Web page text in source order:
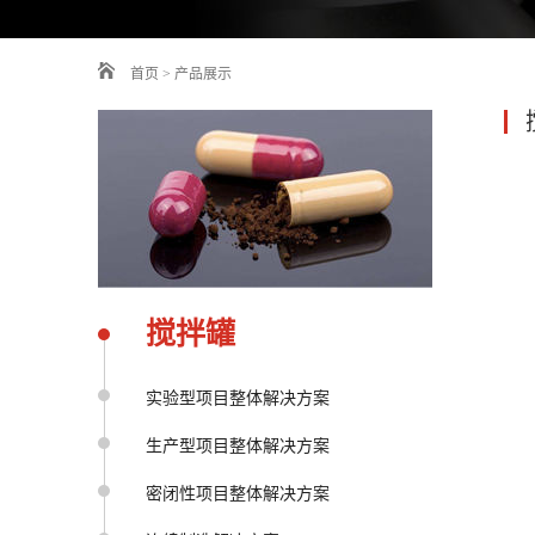
首页 > 产品展示
搅拌罐
实验型项目整体解决方案
生产型项目整体解决方案
密闭性项目整体解决方案